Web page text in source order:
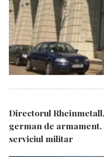
Directorul
german de
serviciul militar